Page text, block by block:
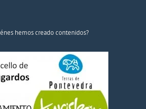
hemos creado contenidos?